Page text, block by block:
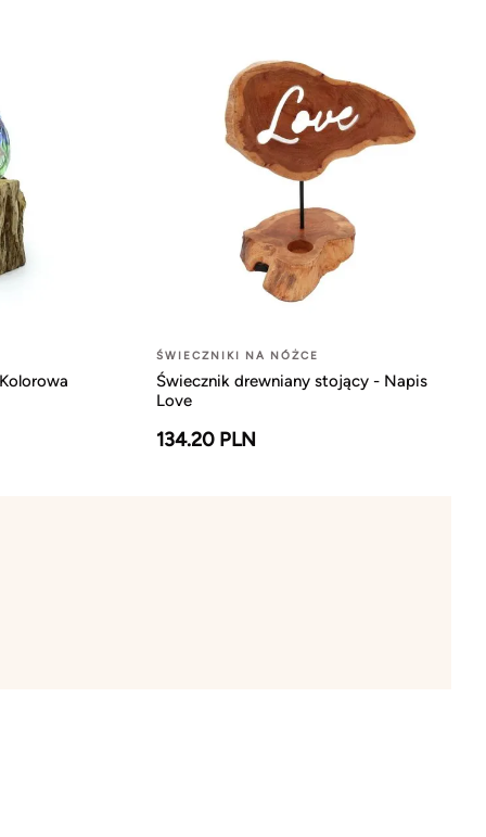
ŚWIECZNIKI NA NÓŻCE
Świecznik drewniany stojący - Napis
Love
134.20 PLN